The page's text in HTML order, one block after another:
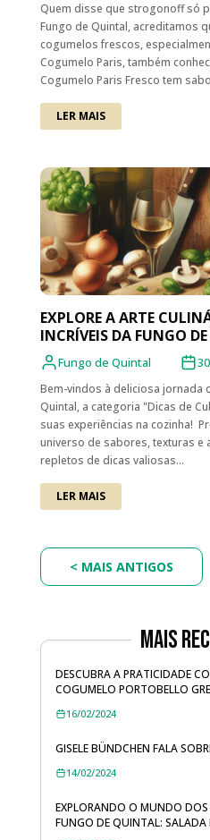
Quem disse que strogonoff só
Fungo de Quintal, acreditamos
cogumelos frescos,
Cogumelo Paris, também
Cogumelo Paris Fresco tem
LER MAIS
EXPLORE A ARTE
INCRÍVEIS DA FUNGO
Fungo de Quintal
Bem-vindos à deliciosa jornada
Quintal, a categoria "Dicas de
suas experiências na cozinha!
universo de sabores, texturas e
repletos de dicas valiosas...
LER MAIS
Mais
DESCUBRA A PRATICIDADE
COGUMELO PORTOBELLO
16/02/2024
GISELE BÜNDCHEN FALA
14/02/2024
EXPLORANDO O MUNDO
FUNGO DE QUINTAL: SALADA